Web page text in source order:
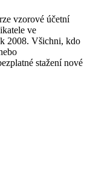
vzorové účetní
ve
2008. Všichni, kdo
stažení nové